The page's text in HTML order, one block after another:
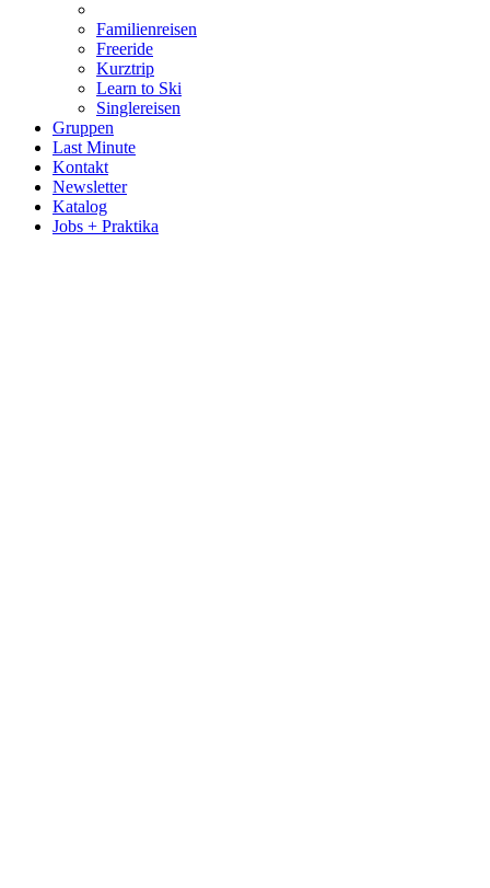
Familienreisen
Freeride
Kurztrip
Learn to Ski
Singlereisen
Gruppen
Last Minute
Kontakt
Newsletter
Katalog
Jobs + Praktika